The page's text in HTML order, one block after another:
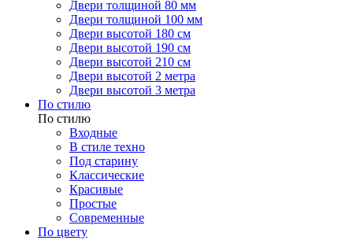
Двери толщиной 80 мм
Двери толщиной 100 мм
Двери высотой 180 см
Двери высотой 190 см
Двери высотой 210 см
Двери высотой 2 метра
Двери высотой 3 метра
По стилю
По стилю
Входные
В стиле техно
Под старину
Классические
Красивые
Простые
Современные
По цвету